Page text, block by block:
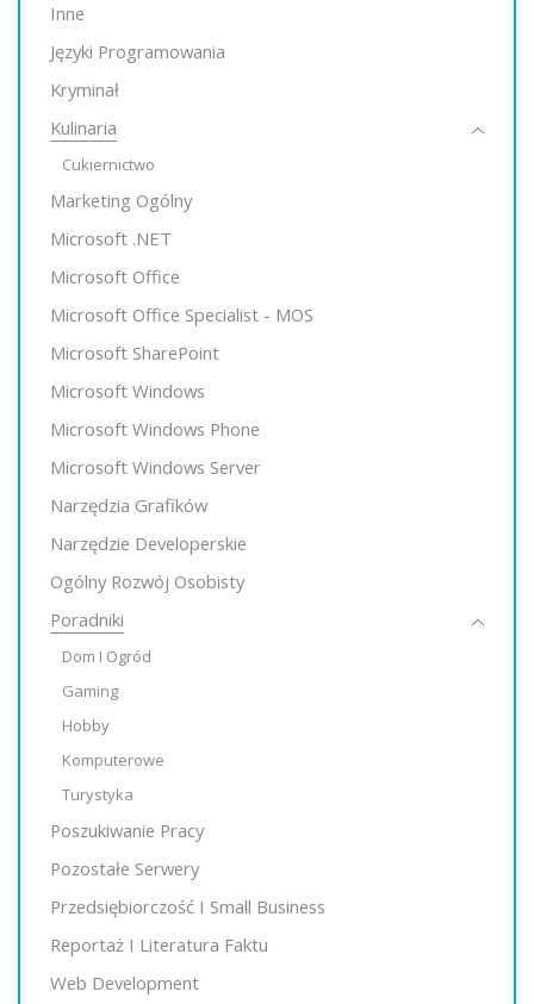
Inne
Języki Programowania
Kryminał
Kulinaria
Cukiernictwo
Marketing Ogólny
Microsoft .NET
Microsoft Office
Microsoft Office Specialist - MOS
Microsoft SharePoint
Microsoft Windows
Microsoft Windows Phone
Microsoft Windows Server
Narzędzia Grafików
Narzędzie Developerskie
Ogólny Rozwój Osobisty
Poradniki
Dom I Ogród
Gaming
Hobby
Komputerowe
Turystyka
Poszukiwanie Pracy
Pozostałe Serwery
Przedsiębiorczość I Small Business
Reportaż I Literatura Faktu
Web Development